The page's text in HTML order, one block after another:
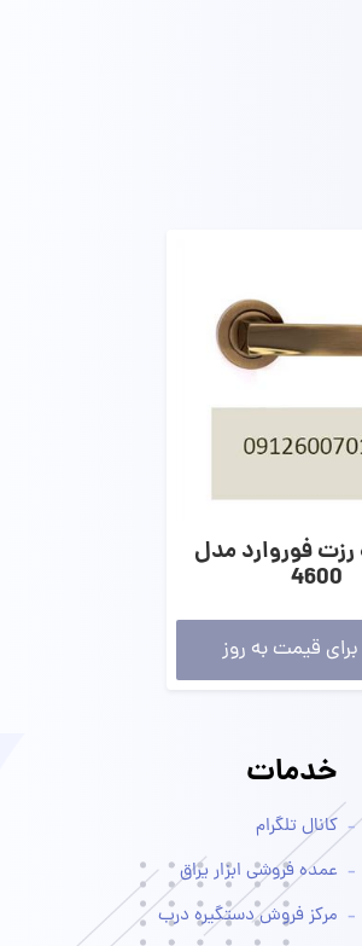
رزت فوروارد مدل
4600
قیمت به روز
خدمات
کانال تلگرام
عمده فروشی ابزار یراق
مرکز فروش دستگیره درب